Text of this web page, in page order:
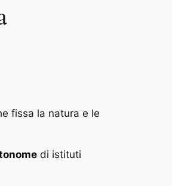
fissa la natura e le
di istituti